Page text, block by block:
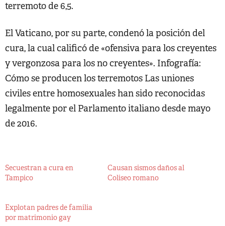
terremoto de 6,5.
El Vaticano, por su parte, condenó la posición del
cura, la cual calificó de «ofensiva para los creyentes
y vergonzosa para los no creyentes». Infografía:
Cómo se producen los terremotos Las uniones
civiles entre homosexuales han sido reconocidas
legalmente por el Parlamento italiano desde mayo
de 2016.
Secuestran a cura en
Tampico
Causan sismos daños al
Coliseo romano
Explotan padres de familia
por matrimonio gay